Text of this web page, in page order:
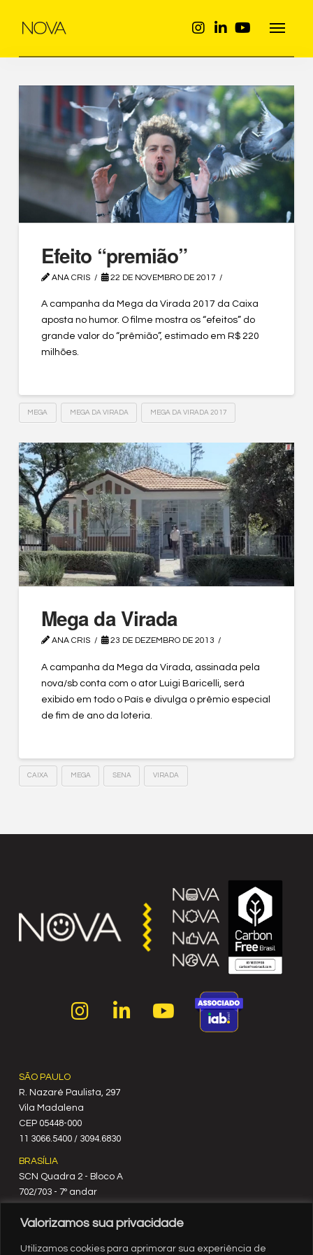
Valorizamos sua privacidade
Utilizamos cookies para aprimorar sua experiência de
Efeito “premião”
ANA CRIS 22 DE NOVEMBRO DE 2017
A campanha da Mega da Virada 2017 da Caixa
aposta no humor. O filme mostra os “efeitos” do
grande valor do “prêmião”, estimado em R$ 220
milhões.
MEGA MEGA DA VIRADA MEGA DA VIRADA 2017
Mega da Virada
ANA CRIS 23 DE DEZEMBRO DE 2013
A campanha da Mega da Virada, assinada pela
nova/sb conta com o ator Luigi Baricelli, será
exibido em todo o País e divulga o prêmio especial
de fim de ano da loteria.
CAIXA MEGA SENA VIRADA
SÃO PAULO
R. Nazaré Paulista, 297
Vila Madalena
C‍EP 05448-000
11 3066.5400 / 3094.6830
BRASÍLIA
SCN Quadra 2 - Bloco A
702/703 - 7º andar
61 3329.8200
RIO DE JANEIRO